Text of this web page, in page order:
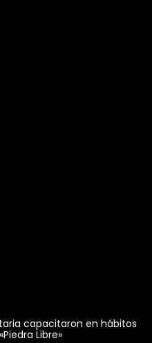
capacitaron en hábitos
Libre»